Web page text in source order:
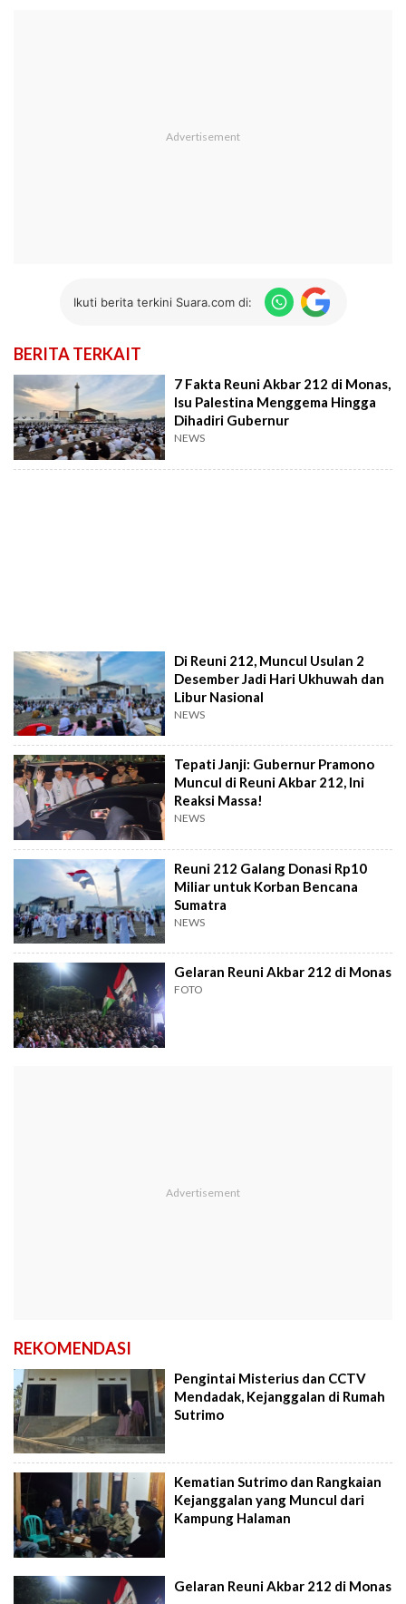
Ikuti berita terkini Suara.com di:
BERITA TERKAIT
7 Fakta Reuni Akbar 212 di Monas,
Isu Palestina Menggema Hingga
Dihadiri Gubernur
NEWS
Di Reuni 212, Muncul Usulan 2
Desember Jadi Hari Ukhuwah dan
Libur Nasional
NEWS
Tepati Janji: Gubernur Pramono
Muncul di Reuni Akbar 212, Ini
Reaksi Massa!
NEWS
Reuni 212 Galang Donasi Rp10
Miliar untuk Korban Bencana
Sumatra
NEWS
Gelaran Reuni Akbar 212 di Monas
FOTO
REKOMENDASI
Pengintai Misterius dan CCTV
Mendadak, Kejanggalan di Rumah
Sutrimo
Kematian Sutrimo dan Rangkaian
Kejanggalan yang Muncul dari
Kampung Halaman
Gelaran Reuni Akbar 212 di Monas